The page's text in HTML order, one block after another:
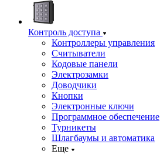
Контроль доступа
Контроллеры управления
Считыватели
Кодовые панели
Электрозамки
Доводчики
Кнопки
Электронные ключи
Программное обеспечение
Турникеты
Шлагбаумы и автоматика
Еще